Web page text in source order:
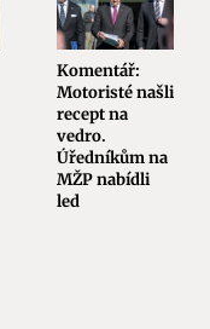
Komentář:
Motoristé našli
recept na
vedro.
Úředníkům na
MŽP nabídli
led